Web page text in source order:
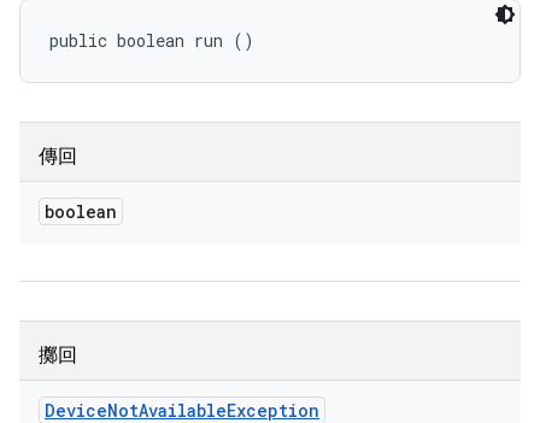
public boolean run ()
傳回
boolean
擲回
DeviceNotAvailableException